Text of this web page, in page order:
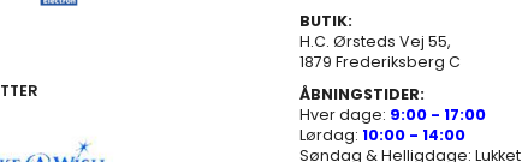
BUTIK:
H.C. Ørsteds Vej 55,
1879 Frederiksberg C
ÅBNINGSTIDER:
Hver dage: 9:00 - 17:00
Lørdag: 10:00 - 14:00
Søndag & Helligdage: Lukket